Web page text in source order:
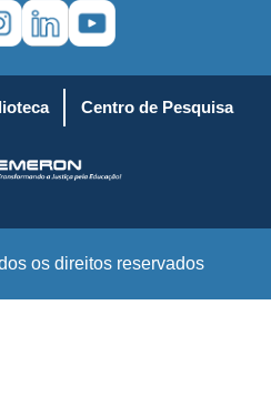
Centro de Pesquisa
os direitos reservados